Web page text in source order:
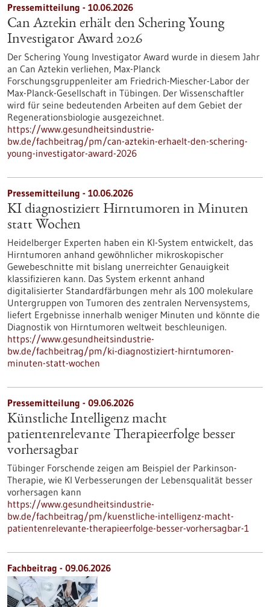
Pressemitteilung - 10.06.2026
Can Aztekin erhält den Schering Young
Investigator Award 2026
Der Schering Young Investigator Award wurde in diesem Jahr
an Can Aztekin verliehen, Max-Planck
Forschungsgruppenleiter am Friedrich-Miescher-Labor der
Max-Planck-Gesellschaft in Tübingen. Der Wissenschaftler
wird für seine bedeutenden Arbeiten auf dem Gebiet der
Regenerationsbiologie ausgezeichnet.
https://www.gesundheitsindustrie-
bw.de/fachbeitrag/pm/can-aztekin-erhaelt-den-schering-
young-investigator-award-2026
Pressemitteilung - 10.06.2026
KI diagnostiziert Hirntumoren in Minuten
statt Wochen
Heidelberger Experten haben ein KI-System entwickelt, das
Hirntumoren anhand gewöhnlicher mikroskopischer
Gewebeschnitte mit bislang unerreichter Genauigkeit
klassifizieren kann. Das System erkennt anhand
digitalisierter Standardfärbungen mehr als 100 molekulare
Untergruppen von Tumoren des zentralen Nervensystems,
liefert Ergebnisse innerhalb weniger Minuten und könnte die
Diagnostik von Hirntumoren weltweit beschleunigen.
https://www.gesundheitsindustrie-
bw.de/fachbeitrag/pm/ki-diagnostiziert-hirntumoren-
minuten-statt-wochen
Pressemitteilung - 09.06.2026
Künstliche Intelligenz macht
patientenrelevante Therapieerfolge besser
vorhersagbar
Tübinger Forschende zeigen am Beispiel der Parkinson-
Therapie, wie KI Verbesserungen der Lebensqualität besser
vorhersagen kann
https://www.gesundheitsindustrie-
bw.de/fachbeitrag/pm/kuenstliche-intelligenz-macht-
patientenrelevante-therapieerfolge-besser-vorhersagbar-1
Fachbeitrag - 09.06.2026